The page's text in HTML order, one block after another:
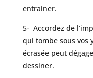
entrainer.
5- Accordez de
qui tombe sous vos
écrasée peut
dessiner.